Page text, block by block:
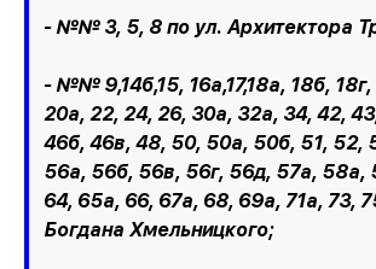
- №№ 3, 5, 8 по ул. Архитектора
- №№ 9,14б,15, 16а,17,18а, 18б,
20а, 22, 24, 26, 30а, 32а, 34, 42,
46б, 46в, 48, 50, 50а, 50б, 51, 52,
56а, 56б, 56в, 56г, 56д, 57а, 58а,
64, 65а, 66, 67а, 68, 69а, 71а, 73,
Богдана Хмельницкого;